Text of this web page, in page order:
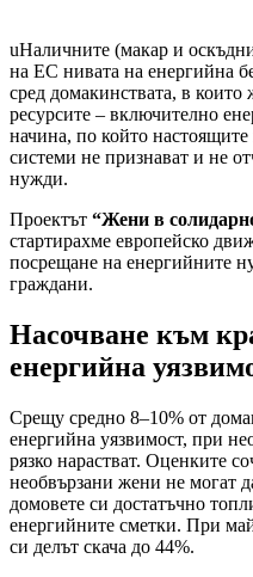
uНаличните (макар и
на ЕС нивата на енергийна
сред домакинствата, в които
ресурсите – включително
начина, по който
системи не признават и не
нужди.
Проектът “Жени в
стартирахме европейско
посрещане на енергийните
граждани.
Насочване към
енергийна
Срещу средно 8–10% от
енергийна уязвимост, при
рязко нарастват. Оценките
необвързани жени не могат
домовете си достатъчно
енергийните сметки. При
си делът скача до 44%.